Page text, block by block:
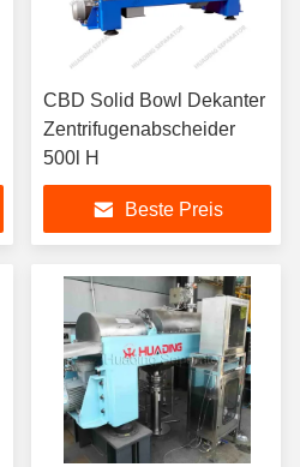
CBD Solid Bowl Dekanter
Zentrifugenabscheider
500l H
Beste Preis